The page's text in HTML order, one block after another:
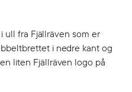
ull fra Fjällräven som er
i nedre kant og
liten Fjällräven logo på